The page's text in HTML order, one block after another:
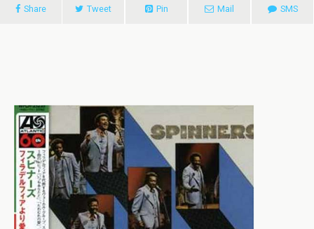
Share Tweet Pin Mail SMS